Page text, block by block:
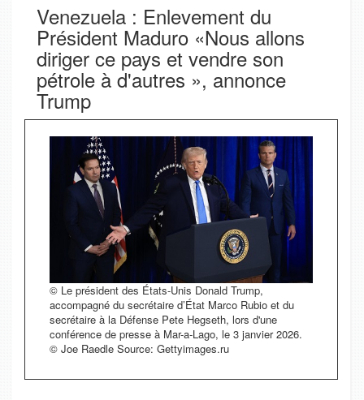
Venezuela : Enlevement du
Président Maduro «Nous allons
diriger ce pays et vendre son
pétrole à d'autres », annonce
Trump
© Le président des États-Unis Donald Trump,
accompagné du secrétaire d’État Marco Rubio et du
secrétaire à la Défense Pete Hegseth, lors d'une
conférence de presse à Mar-a-Lago, le 3 janvier 2026.
© Joe Raedle Source: Gettyimages.ru